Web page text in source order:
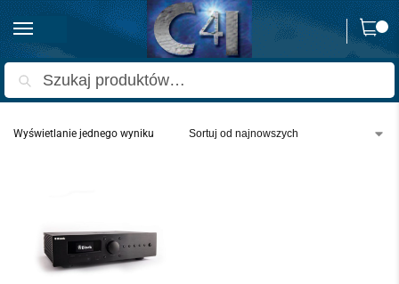
0
Strona główna Produkty oznaczone “vr-120”
Wyświetlanie jednego wyniku